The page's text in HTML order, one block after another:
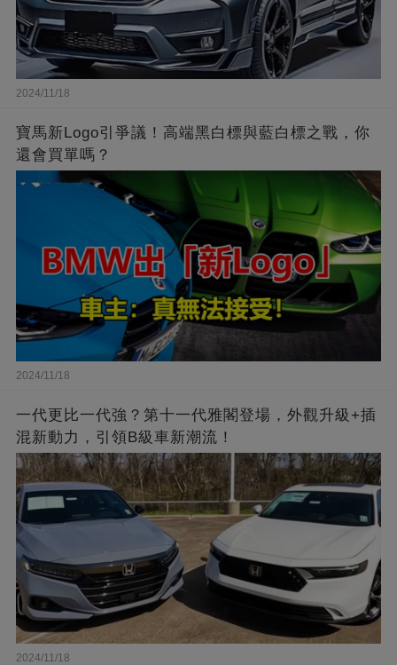
2024/11/18
寶馬新Logo引爭議！高端黑白標與藍白標之戰，你
還會買單嗎？
2024/11/18
一代更比一代強？第十一代雅閣登場，外觀升級+插
混新動力，引領B級車新潮流！
2024/11/18